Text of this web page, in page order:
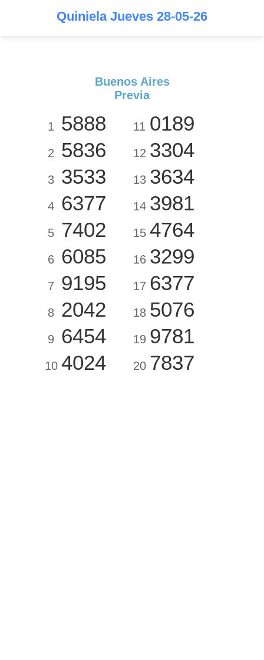
Quiniela Jueves 28-05-26
Buenos Aires
Previa
1 5888
2 5836
3 3533
4 6377
5 7402
6 6085
7 9195
8 2042
9 6454
10 4024
11 0189
12 3304
13 3634
14 3981
15 4764
16 3299
17 6377
18 5076
19 9781
20 7837